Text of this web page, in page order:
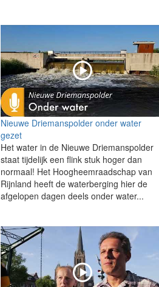
Nieuwe Driemanspolder onder water
gezet
Het water in de Nieuwe Driemanspolder
staat tijdelijk een flink stuk hoger dan
normaal! Het Hoogheemraadschap van
Rijnland heeft de waterberging hier de
afgelopen dagen deels onder water...